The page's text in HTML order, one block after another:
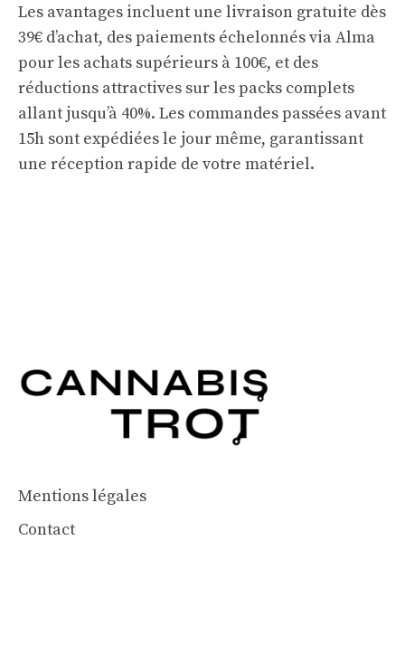
Les avantages incluent une livraison gratuite dès
39€ d’achat, des paiements échelonnés via Alma
pour les achats supérieurs à 100€, et des
réductions attractives sur les packs complets
allant jusqu’à 40%. Les commandes passées avant
15h sont expédiées le jour même, garantissant
une réception rapide de votre matériel.
Mentions légales
Contact